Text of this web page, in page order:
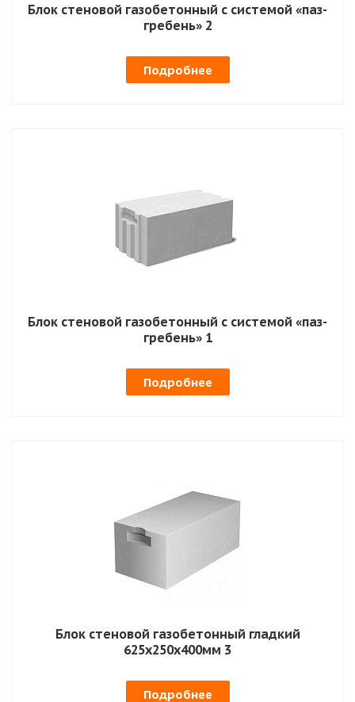
Блок стеновой газобетонный с системой «паз-
гребень» 2
Подробнее
Блок стеновой газобетонный с системой «паз-
гребень» 1
Подробнее
Блок стеновой газобетонный гладкий
625х250х400мм 3
Подробнее